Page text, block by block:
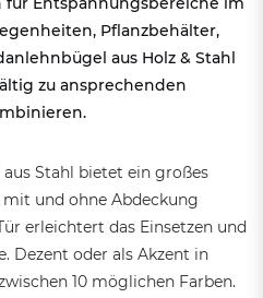
Pflanzbehälter,
aus Holz & Stahl
zu ansprechenden
Stahl bietet ein großes
und ohne Abdeckung
erleichtert das Einsetzen und
Dezent oder als Akzent in
10 möglichen Farben.